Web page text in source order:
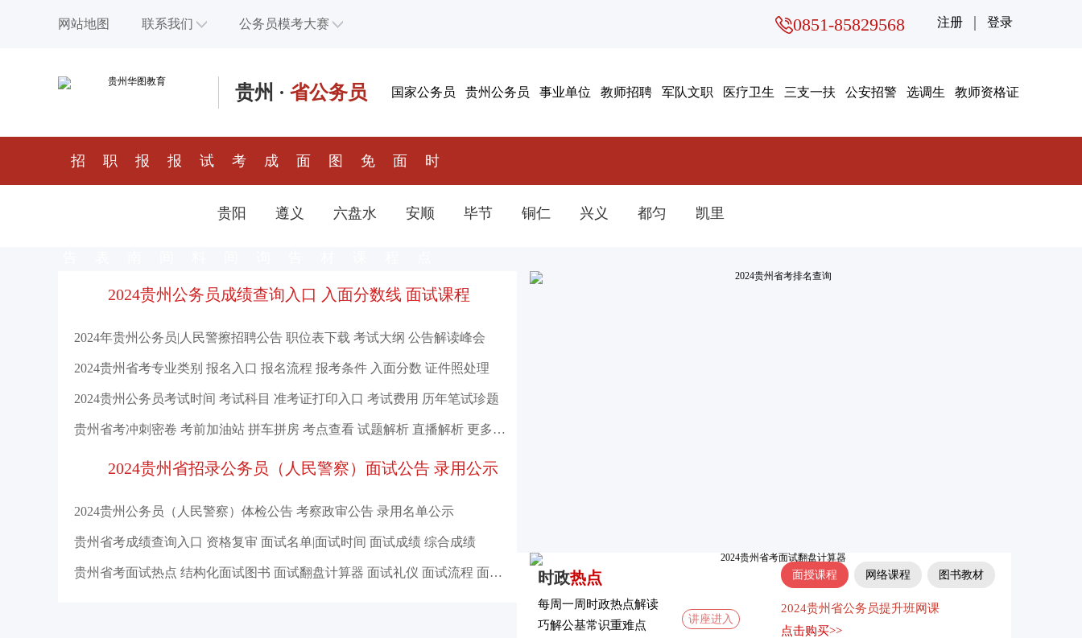
网站地图 联系我们 公务员模考大赛 0851-85829568 注册 登录
贵州 · 省公务员 国家公务员 贵州公务员 事业单位 教师招聘 军队文职 医疗卫生 三支一扶 公安招警 选调生 教师资格证
招 职 报 报 试 考
试时
成
绩查
面
试公
图
书教
免
费网
面
授课
时
政热
贵阳 遵义 六盘水 安顺 毕节 铜仁 兴义 都匀 凯里
2024贵州公务员成绩查询入口 入面分数线 面试课程
2024年贵州公务员|人民警擦招聘公告 职位表下载 考试大纲 公告解读峰会
2024贵州省考专业类别 报名入口 报名流程 报考条件 入面分数 证件照处理
2024贵州公务员考试时间 考试科目 准考证打印入口 考试费用 历年笔试珍题
贵州省考冲刺密卷 考前加油站 拼车拼房 考点查看 试题解析 直播解析 更多试题
2024贵州省招录公务员（人民警察）面试公告 录用公示
2024贵州公务员（人民警察）体检公告 考察政审公告 录用名单公示
贵州省考成绩查询入口 资格复审 面试名单|面试时间 面试成绩 综合成绩
贵州省考面试热点 结构化面试图书 面试翻盘计算器 面试礼仪 面试流程 面试分阶段教学 时政热点
每周一周时政热点解读
巧解公基常识重难点
讲座进入
面授课程 网络课程 图书教材
2024贵州省公务员提升班网课
点击购买>>